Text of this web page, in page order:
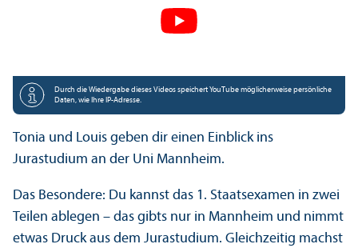
Durch die Wiedergabe dieses Videos speichert YouTube möglicherweise persönliche
Daten, wie Ihre IP-Adresse.
Tonia und Louis geben dir einen Einblick ins
Jurastudium an der Uni Mannheim.
Das Besondere: Du kannst das 1. Staats­examen in zwei
Teilen ablegen – das gibts nur in Mannheim und nimmt
etwas Druck aus dem Jurastudium. Gleich­zeitig machst